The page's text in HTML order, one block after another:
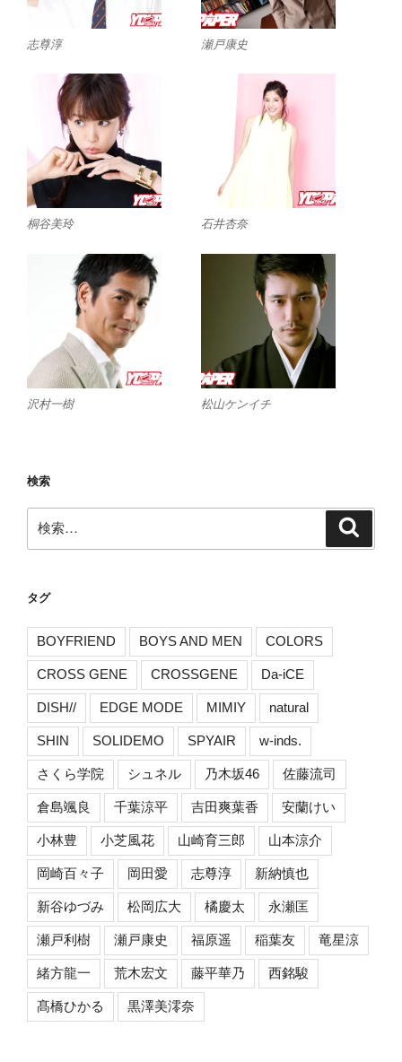
志尊淳 瀬戸康史
桐谷美玲 石井杏奈
沢村一樹 松山ケンイチ
検索
索:
タグ
BOYFRIEND BOYS AND MEN COLORS
CROSS GENE CROSSGENE Da-iCE
DISH// EDGE MODE MIMIY natural
SHIN SOLIDEMO SPYAIR w-inds.
さくら学院 シュネル 乃木坂46 佐藤流司
倉島颯良 千葉涼平 吉田爽葉香 安蘭けい
小林豊 小芝風花 山崎育三郎 山本涼介
岡崎百々子 岡田愛 志尊淳 新納慎也
新谷ゆづみ 松岡広大 橘慶太 永瀬匡
瀬戸利樹 瀬戸康史 福原遥 稲葉友 竜星涼
緒方龍一 荒木宏文 藤平華乃 西銘駿
髙橋ひかる 黒澤美澪奈